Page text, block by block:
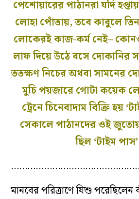
পেশোয়ারের পাঠানরা যদি
লোহা পোঁতায়, তবে কাবুলে
লোকেরই কাজ-কর্ম নেই–
লাফ দিয়ে উঠে বসে দোকানির
ততক্ষণ নিচের অথবা সামনের
মুচি পয়জারে গোটা কয়েক
ট্রেনে চিনেবাদাম বিক্রি হয়
সেকালে পাঠানদের ওই
ছিল ‘টাইম
মানবের পরিত্রাণে যিশু পরেছিলেন